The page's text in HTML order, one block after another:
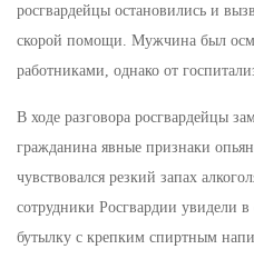
росгвардейцы остановились и
скорой помощи. Мужчина был
работниками, однако от
В ходе разговора росгвардейцы
гражданина явные признаки
чувствовался резкий запах
сотрудники Росгвардии увидели
бутылку с крепким спиртным